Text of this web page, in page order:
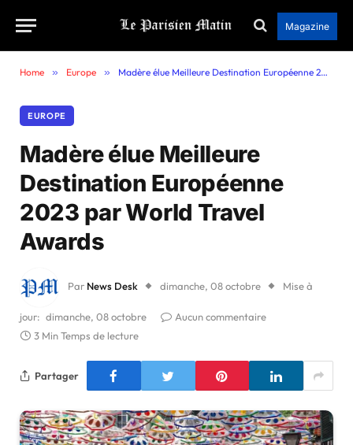
Magazine
Home » Europe » Madère élue Meilleure Destination Européenne 2023 par World Travel Awards
EUROPE
Madère élue Meilleure
Destination Européenne
2023 par World Travel
Awards
Par News Desk dimanche, 08 octobre Mise à
jour: dimanche, 08 octobre
Aucun commentaire
3 Min Temps de lecture
Partager